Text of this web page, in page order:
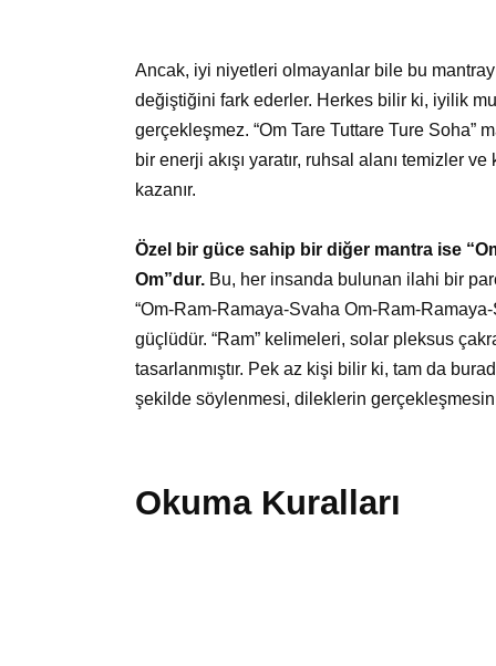
Ancak, iyi niyetleri olmayanlar bile bu
değiştiğini fark ederler. Herkes bilir ki, iyilik
gerçekleşmez. “Om Tare Tuttare Ture Soha”
bir enerji akışı yaratır, ruhsal alanı temizler
kazanır.
Özel bir güce sahip bir diğer mantra ise
Om”dur. Bu, her insanda bulunan ilahi bir
“Om-Ram-Ramaya-Svaha Om-Ram-
güçlüdür. “Ram” kelimeleri, solar pleksus
tasarlanmıştır. Pek az kişi bilir ki, tam da
şekilde söylenmesi, dileklerin
Okuma Kuralları